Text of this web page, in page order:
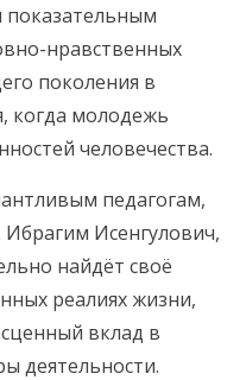
показательным
нравственных
поколения в
когда молодежь
человечества.
педагогам,
Исенгулович,
найдёт своё
реалиях жизни,
вклад в
деятельности.